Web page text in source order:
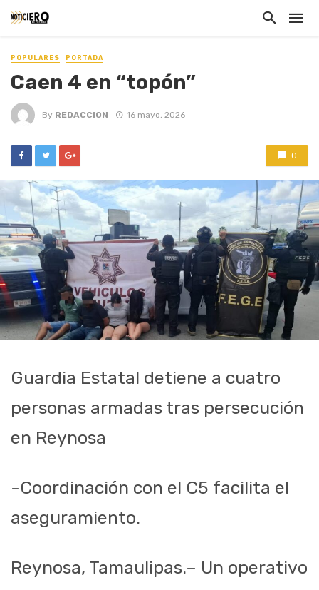
POPULARES PORTADA
Caen 4 en “topón”
By REDACCION 16 mayo, 2026
0
Guardia Estatal detiene a cuatro
personas armadas tras persecución
en Reynosa
-Coordinación con el C5 facilita el
aseguramiento.
Reynosa, Tamaulipas.– Un operativo